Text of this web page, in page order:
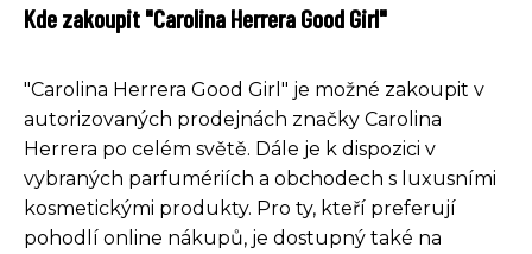
Kde zakoupit "Carolina Herrera Good Girl"
"Carolina Herrera Good Girl" je možné zakoupit v
autorizovaných prodejnách značky Carolina
Herrera po celém světě. Dále je k dispozici v
vybraných parfumériích a obchodech s luxusními
kosmetickými produkty. Pro ty, kteří preferují
pohodlí online nákupů, je dostupný také na